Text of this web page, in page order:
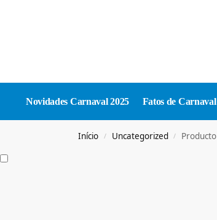
Novidades Carnaval 2025 Fatos de Carnaval
Início / Uncategorized / Producto